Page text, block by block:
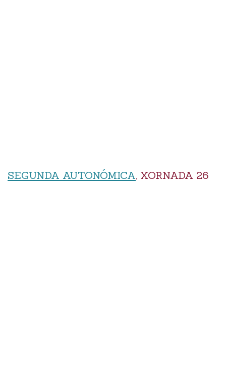
SEGUNDA AUTONÓMICA, XORNADA 26